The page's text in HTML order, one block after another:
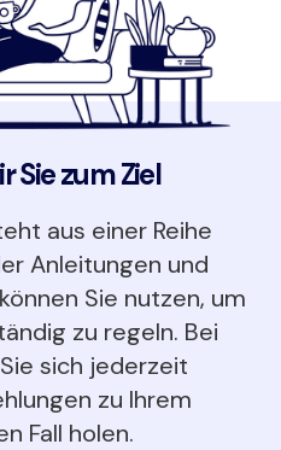
Sie zum Ziel
aus einer Reihe
Anleitungen und
Sie nutzen, um
zu regeln. Bei
sich jederzeit
zu Ihrem
Fall holen.